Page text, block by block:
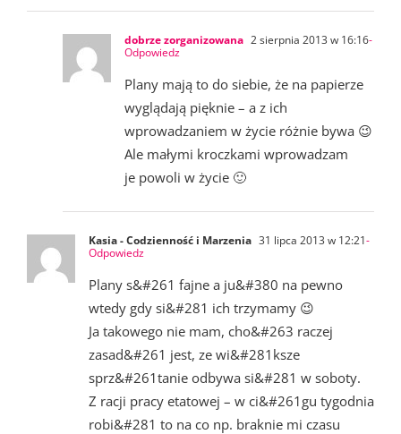
dobrze zorganizowana 2 sierpnia 2013 w 16:16-
Odpowiedz
Plany mają to do siebie, że na papierze
wyglądają pięknie – a z ich
wprowadzaniem w życie różnie bywa 😉
Ale małymi kroczkami wprowadzam
je powoli w życie 🙂
Kasia - Codzienność i Marzenia 31 lipca 2013 w 12:21-
Odpowiedz
Plany s&#261 fajne a ju&#380 na pewno
wtedy gdy si&#281 ich trzymamy 😉
Ja takowego nie mam, cho&#263 raczej
zasad&#261 jest, ze wi&#281ksze
sprz&#261tanie odbywa si&#281 w soboty.
Z racji pracy etatowej – w ci&#261gu tygodnia
robi&#281 to na co np. braknie mi czasu